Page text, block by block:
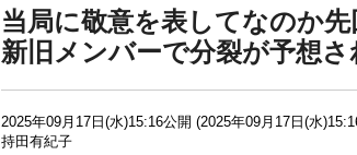
当局に敬意を表してなのか先
新旧メンバーで分裂が予想さ
2025年09月17日(水)15:16公開 (2025年09月17日(水
持田有紀子